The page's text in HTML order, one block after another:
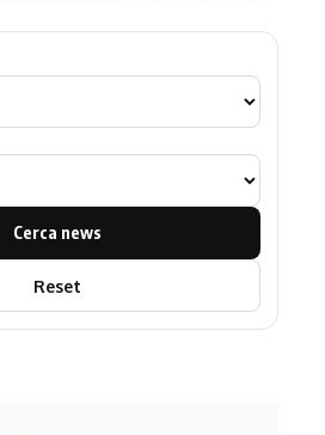
Cerca news
Reset